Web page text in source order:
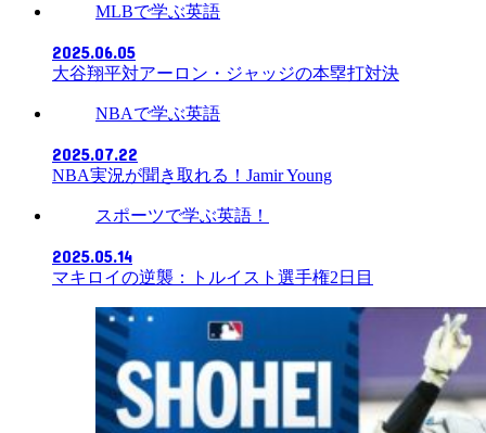
MLBで学ぶ英語
2025.06.05
大谷翔平対アーロン・ジャッジの本塁打対決
NBAで学ぶ英語
2025.07.22
NBA実況が聞き取れる！Jamir Young
スポーツで学ぶ英語！
2025.05.14
マキロイの逆襲：トルイスト選手権2日目